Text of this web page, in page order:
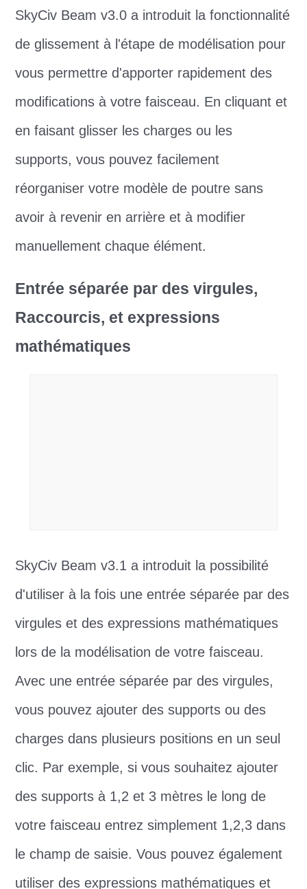
SkyCiv Beam v3.0 a introduit la fonctionnalité
de glissement à l'étape de modélisation pour
vous permettre d'apporter rapidement des
modifications à votre faisceau. En cliquant et
en faisant glisser les charges ou les
supports, vous pouvez facilement
réorganiser votre modèle de poutre sans
avoir à revenir en arrière et à modifier
manuellement chaque élément.
Entrée séparée par des virgules,
Raccourcis, et expressions
mathématiques
SkyCiv Beam v3.1 a introduit la possibilité
d'utiliser à la fois une entrée séparée par des
virgules et des expressions mathématiques
lors de la modélisation de votre faisceau.
Avec une entrée séparée par des virgules,
vous pouvez ajouter des supports ou des
charges dans plusieurs positions en un seul
clic. Par exemple, si vous souhaitez ajouter
des supports à 1,2 et 3 mètres le long de
votre faisceau entrez simplement 1,2,3 dans
le champ de saisie. Vous pouvez également
utiliser des expressions mathématiques et